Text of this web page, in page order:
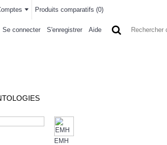
Produits comparatifs (0)
Se connecter S'enregistrer Aide
EMH